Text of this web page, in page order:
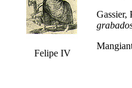
Gassier,
Felipe IV